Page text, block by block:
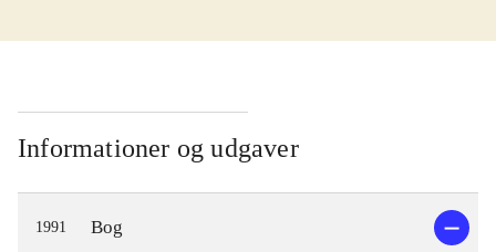
Informationer og udgaver
1991 Bog